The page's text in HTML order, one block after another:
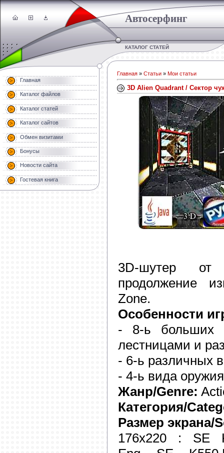
Автосерфинг
КАТАЛОГ СТАТЕЙ
Главная
Каталог файлов
Каталог статей
Каталог сайтов
Обмен визитами
Бонусы
Новости сайта
Гостевая книга
Главная » Статьи » Мои статьи
3D Alien Quadrant / Сектор
3D-шутер
продолжение
Zone.
Особенности
- 8-ь больших
лестницами и
- 6-ь различных
- 4-ь вида оружия
Жанр/Genre:
Категория/
Размер экрана/
176x220 : SE